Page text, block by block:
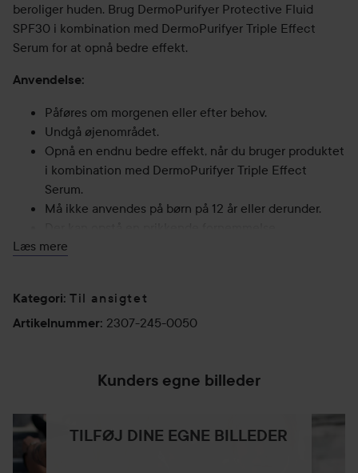
beroliger huden. Brug DermoPurifyer Protective Fluid
SPF30 i kombination med DermoPurifyer Triple Effect
Serum for at opnå bedre effekt.
Anvendelse:
Påføres om morgenen eller efter behov.
Undgå øjenområdet.
Opnå en endnu bedre effekt, når du bruger produktet
i kombination med DermoPurifyer Triple Effect
Serum.
Må ikke anvendes på børn på 12 år eller derunder.
Må ikke bruges på meget betændt hud.
50 ml
Læs mere
Kategori: Til ansigtet
Artikelnummer: 2307-245-0050
Kunders egne billeder
TILFØJ DINE EGNE BILLEDER